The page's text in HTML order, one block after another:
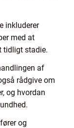
inkluderer
med at
tidligt stadie.
af
rådgive om
og hvordan
og